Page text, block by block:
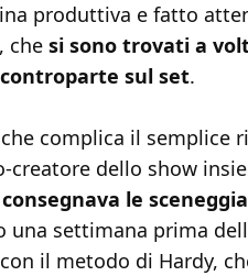
produttiva e fatto
che si sono trovati a
sul set.
complica il semplice
creatore dello show
consegnava le
una settimana prima
il metodo di Hardy,